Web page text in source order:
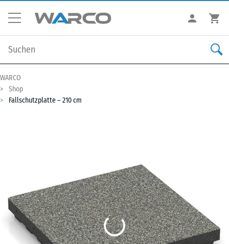
WARCO
Shop
Fallschutzplatte – 210 cm